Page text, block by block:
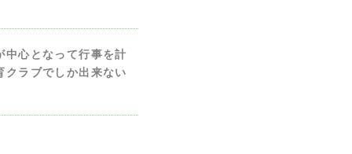
心となって行事を計
ラブでしか出来ない